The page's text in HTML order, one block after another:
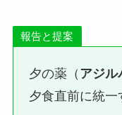
報告と提案
夕の薬（ アジル
夕食直前に統一